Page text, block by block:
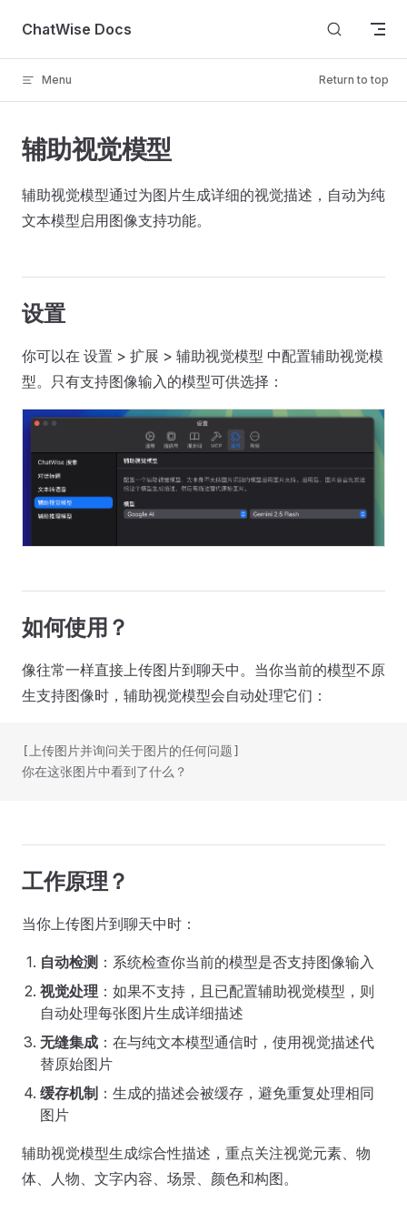
Skip to content
ChatWise Docs
Menu Return to top
辅助视觉模型
辅助视觉模型通过为图片生成详细的视觉描述，自动为纯
文本模型启用图像支持功能。
设置
你可以在 设置 > 扩展 > 辅助视觉模型 中配置辅助视觉模
型。只有支持图像输入的模型可供选择：
如何使用？
像往常一样直接上传图片到聊天中。当你当前的模型不原
生支持图像时，辅助视觉模型会自动处理它们：
[上传图片并询问关于图片的任何问题]
你在这张图片中看到了什么？
工作原理？
当你上传图片到聊天中时：
自动检测 ：系统检查你当前的模型是否支持图像输入
视觉处理 ：如果不支持，且已配置辅助视觉模型，则
自动处理每张图片生成详细描述
无缝集成 ：在与纯文本模型通信时，使用视觉描述代
替原始图片
缓存机制 ：生成的描述会被缓存，避免重复处理相同
图片
辅助视觉模型生成综合性描述，重点关注视觉元素、物
体、人物、文字内容、场景、颜色和构图。